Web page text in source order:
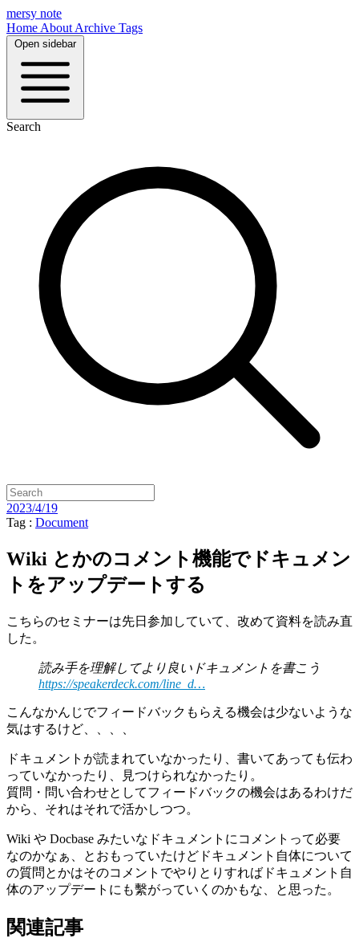
mersy note
Home About Archive Tags
Open sidebar
Search
2023/4/19
Tag : Document
Wiki とかのコメント機能でドキュメン
トをアップデートする
こちらのセミナーは先日参加していて、改めて資料を読み直
した。
読み手を理解してより良いドキュメントを書こう
https://speakerdeck.com/line_d…
こんなかんじでフィードバックもらえる機会は少ないような
気はするけど、、、、
ドキュメントが読まれていなかったり、書いてあっても伝わ
っていなかったり、見つけられなかったり。
質問・問い合わせとしてフィードバックの機会はあるわけだ
から、それはそれで活かしつつ。
Wiki や Docbase みたいなドキュメントにコメントって必要
なのかなぁ、とおもっていたけどドキュメント自体について
の質問とかはそのコメントでやりとりすればドキュメント自
体のアップデートにも繫がっていくのかもな、と思った。
関連記事